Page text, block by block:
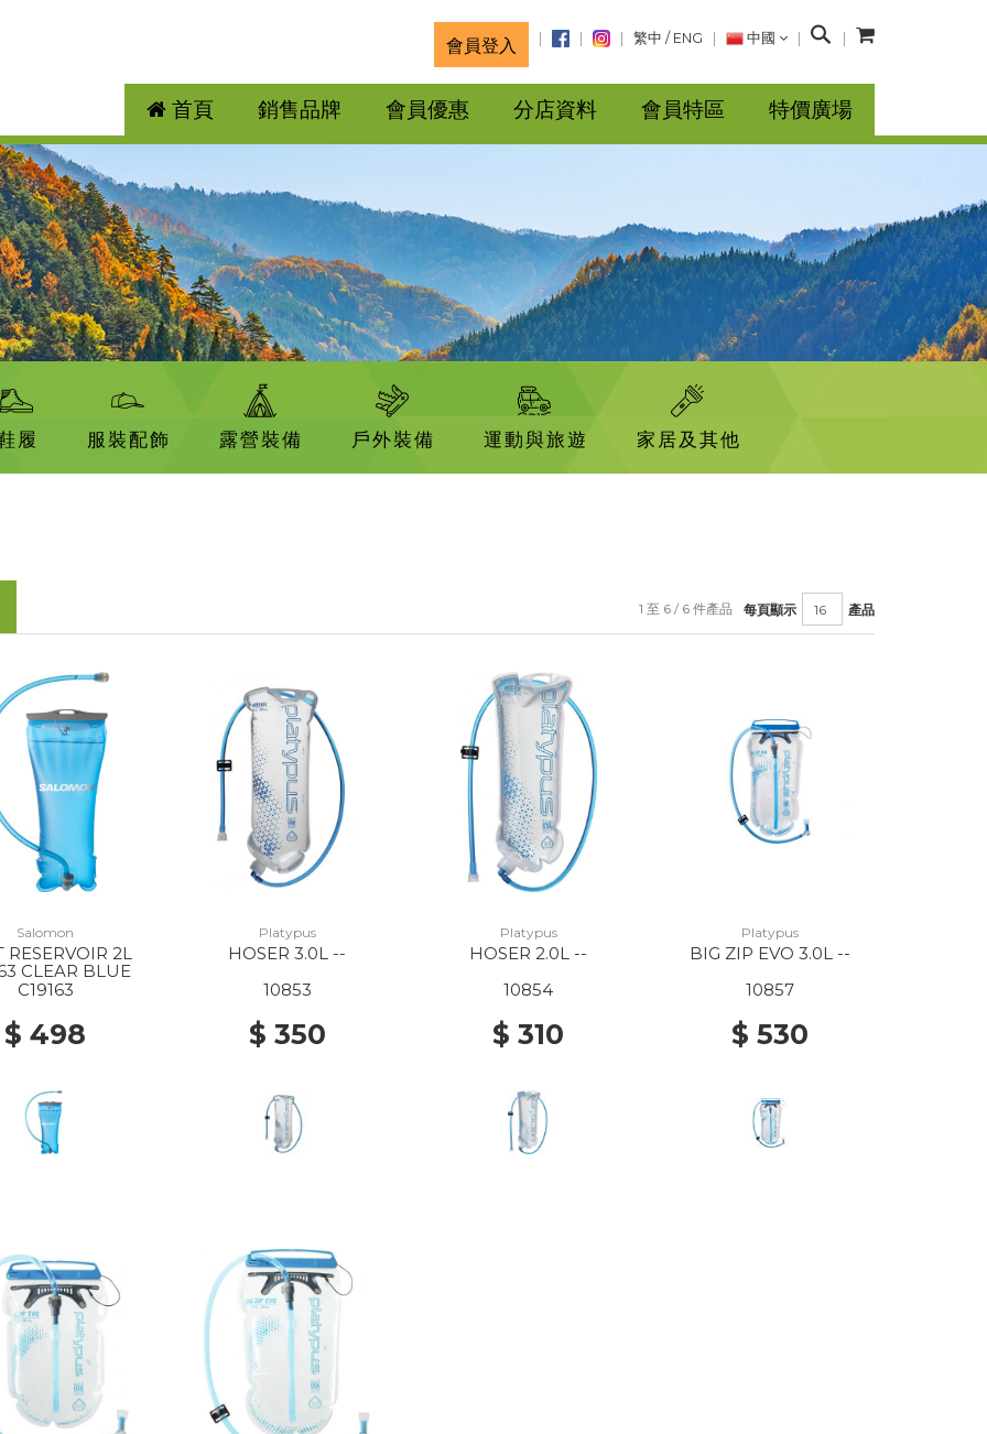
會員登入 繁中 / ENG 中國
搜
首頁 銷售品牌 會員優惠 分店資料 會員特區 特價廣場
履 服裝配飾 露營裝備 戶外裝備 運動與旅遊 家居及其他
每頁顯示 產品
1 至 6 / 6 件產品
Salomon
RESERVOIR 2L
CLEAR BLUE
C19163
$ 498
Platypus
HOSER 3.0L --
10853
$ 350
Platypus
HOSER 2.0L --
10854
$ 310
Platypus
BIG ZIP EVO 3.0L --
10857
$ 530